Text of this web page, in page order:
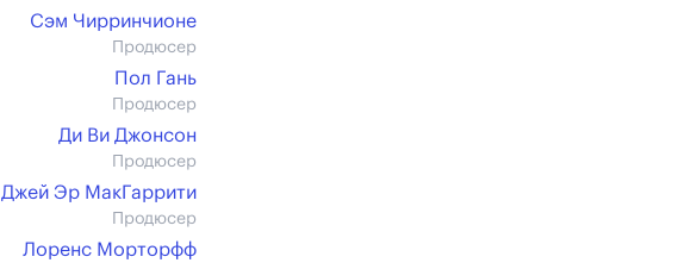
Сэм Чирринчионе
Продюсер
Пол Гань
Продюсер
Ди Ви Джонсон
Продюсер
Джей Эр МакГаррити
Продюсер
Лоренс Морторфф